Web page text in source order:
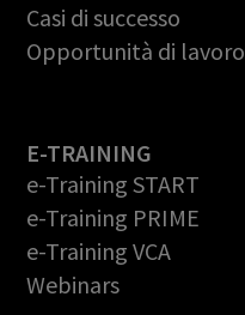
Casi di successo
Opportunità di lavoro
E-TRAINING
e-Training START
e-Training PRIME
e-Training VCA
Webinars